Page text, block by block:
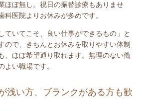
ほぼ無し。祝日の振替診療もありませ
科医院よりお休みが多めです。
ていてこそ、良い仕事ができるもの」と
ので、きちんとお休みを取りやすい体制
、ほぼ希望通り取れます。無理のない働
よい職場です。
浅い方、ブランクがある方も歓